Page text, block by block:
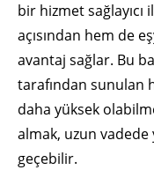
bir hizmet sağlayıcı
açısından hem de
avantaj sağlar. Bu
tarafından sunulan
daha yüksek
almak, uzun vadede
geçebilir.